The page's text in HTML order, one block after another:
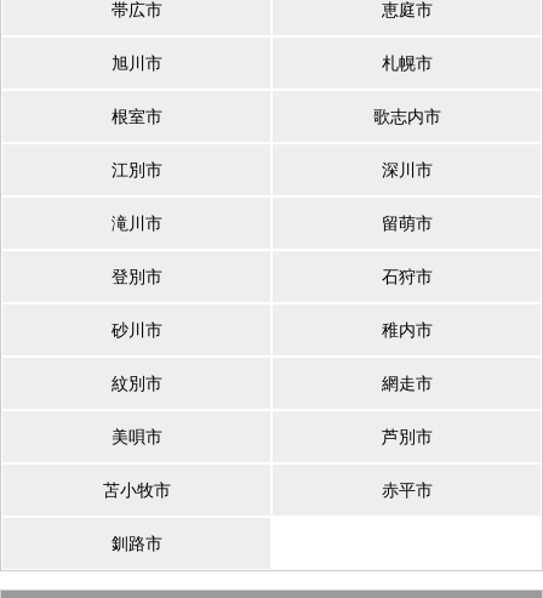
帯広市 恵庭市
旭川市 札幌市
根室市 歌志内市
江別市 深川市
滝川市 留萌市
登別市 石狩市
砂川市 稚内市
紋別市 網走市
美唄市 芦別市
苫小牧市 赤平市
釧路市